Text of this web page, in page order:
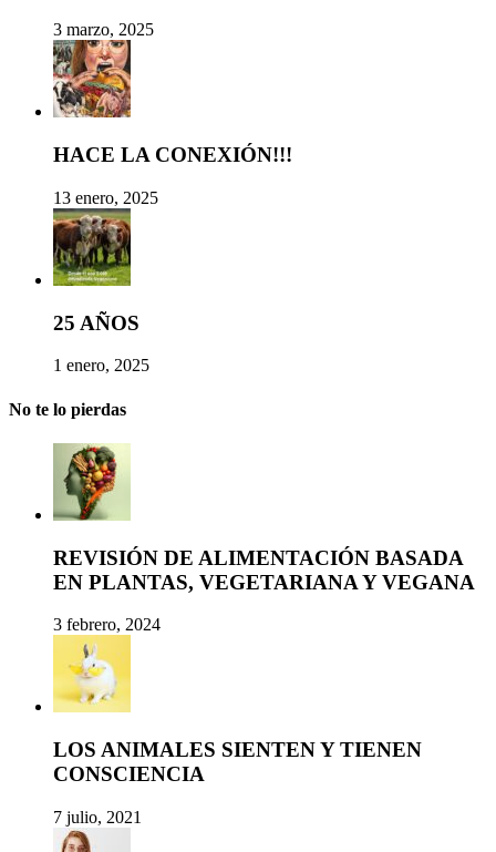
3 marzo, 2025
HACE LA CONEXIÓN!!!
13 enero, 2025
25 AÑOS
1 enero, 2025
No te lo pierdas
REVISIÓN DE ALIMENTACIÓN BASADA
EN PLANTAS, VEGETARIANA Y VEGANA
3 febrero, 2024
LOS ANIMALES SIENTEN Y TIENEN
CONSCIENCIA
7 julio, 2021